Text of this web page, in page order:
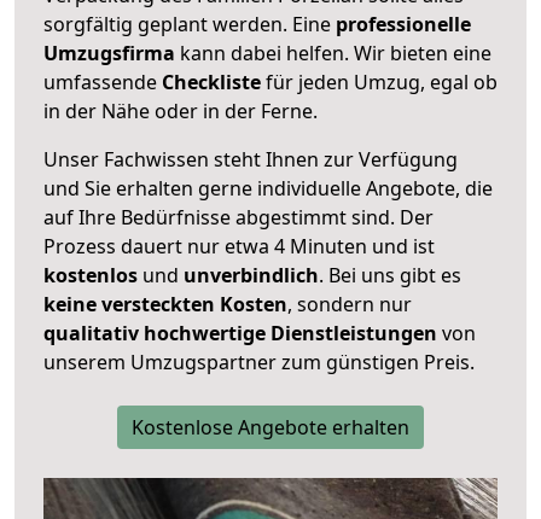
sorgfältig geplant werden. Eine professionelle
Umzugsfirma kann dabei helfen. Wir bieten eine
umfassende Checklistefür jeden Umzug, egal ob
in der Nähe oder in der Ferne.
Unser Fachwissen steht Ihnen zur Verfügung
und Sie erhalten gerne individuelle Angebote, die
auf Ihre Bedürfnisse abgestimmt sind. Der
Prozess dauert nur etwa 4 Minuten und ist
kostenlos und unverbindlich. Bei uns gibt es
keine versteckten Kosten, sondern nur
qualitativ hochwertige Dienstleistungen von
unserem Umzugspartner zum günstigen Preis.
Kostenlose Angebote erhalten